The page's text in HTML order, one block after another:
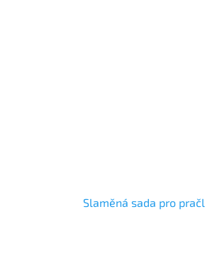
Slaměná sada pro